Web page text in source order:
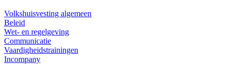
Volkshuisvesting algemeen
Beleid
Wet- en regelgeving
Communicatie
Vaardigheidstrainingen
Incompany